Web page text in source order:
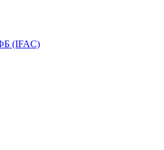
(IFAC)